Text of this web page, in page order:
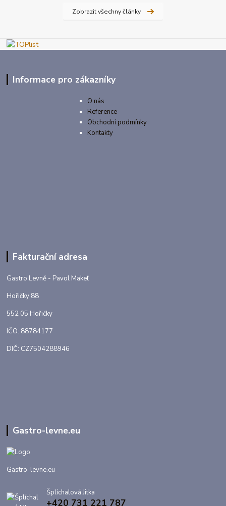
Zobrazit všechny články
Informace pro zákazníky
O nás
Reference
Obchodní podmínky
Kontakty
Fakturační adresa
Gastro Levně - Pavol Makeľ
Hořičky 88
552 05 Hořičky
IČO: 88784177
DIČ: CZ7504288946
Gastro-levne.eu
Gastro-levne.eu
Šplíchalová Jitka
+420 731 221 787